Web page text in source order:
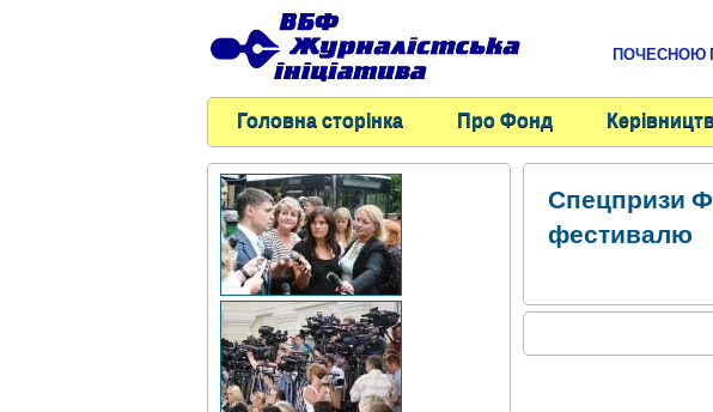
ПОЧЕСНОЮ
Головна сторінка Про Фонд
Спецпризи
фестивалю